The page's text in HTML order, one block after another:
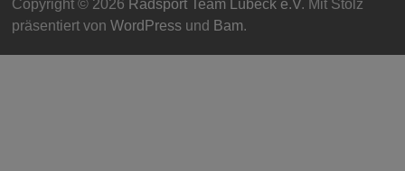
Copyright © 2026 Radsport Team Lübeck e.V. Mit Stolz
präsentiert von WordPressund Bam.